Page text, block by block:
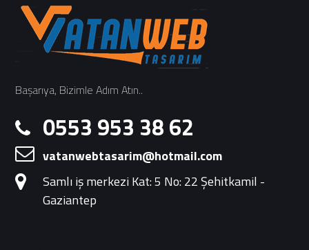
Başarıya, Bizimle Adım Atın..
0553 953 38 62
vatanwebtasarim@hotmail.com
Samlı iş merkezi Kat: 5 No: 22 Şehitkamil -
Gaziantep